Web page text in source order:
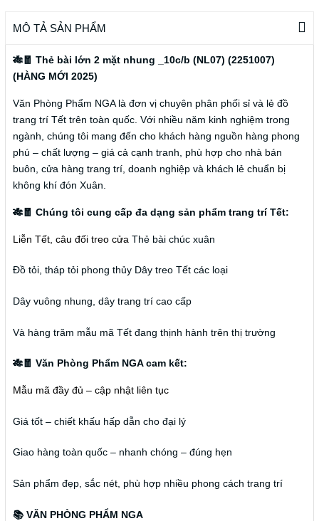
MÔ TẢ SẢN PHẨM
🎋🧧 Thẻ bài lớn 2 mặt nhung _10c/b (NL07) (2251007)
(HÀNG MỚI 2025)
Văn Phòng Phẩm NGA là đơn vị chuyên phân phối sỉ và lẻ đồ
trang trí Tết trên toàn quốc. Với nhiều năm kinh nghiệm trong
ngành, chúng tôi mang đến cho khách hàng nguồn hàng phong
phú – chất lượng – giá cả cạnh tranh, phù hợp cho nhà bán
buôn, cửa hàng trang trí, doanh nghiệp và khách lẻ chuẩn bị
không khí đón Xuân.
🎋🧧 Chúng tôi cung cấp đa dạng sản phẩm trang trí Tết:
Liễn Tết, câu đối treo cửa Thẻ bài chúc xuân
Đồ tỏi, tháp tỏi phong thủy Dây treo Tết các loại
Dây vuông nhung, dây trang trí cao cấp
Và hàng trăm mẫu mã Tết đang thịnh hành trên thị trường
🎋🧧 Văn Phòng Phẩm NGA cam kết:
Mẫu mã đầy đủ – cập nhật liên tục
Giá tốt – chiết khấu hấp dẫn cho đại lý
Giao hàng toàn quốc – nhanh chóng – đúng hẹn
Sản phẩm đẹp, sắc nét, phù hợp nhiều phong cách trang trí
📚 VĂN PHÒNG PHẨM NGA